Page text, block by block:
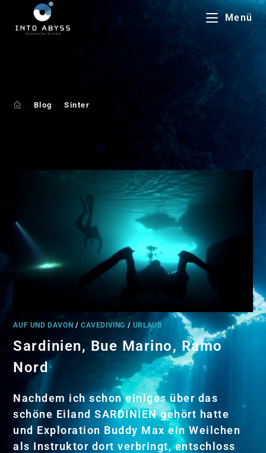
Menü
Blog Sinter
AUF UND DAVON /CAVEDIVING / URLAUB
Sardinien, Bue Marino, Ramo
Nord
Nachdem ich schon einiges über das
schöne Eiland SARDINIEN gehört hatte
und Exploration Buddy Max ein Weilchen
als Instruktor dort verbringt, entschloss